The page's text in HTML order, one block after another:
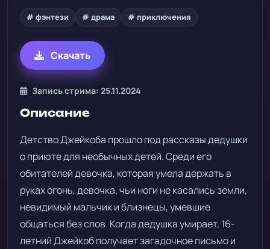
# фэнтези # драма # приключения
Скачать
Запись стрима: 25.11.2024
Описание
Детство Джейкоба прошло под рассказы дедушки
о приюте для необычных детей. Среди его
обитателей девочка, которая умела держать в
руках огонь, девочка, чьи ноги не касались земли,
невидимый мальчик и близнецы, умевшие
общаться без слов. Когда дедушка умирает, 16-
летний Джейкоб получает загадочное письмо и